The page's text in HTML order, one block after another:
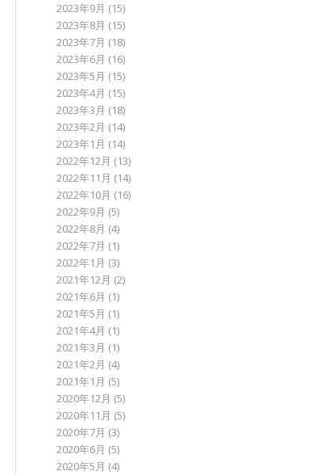
2023年9月 (15)
2023年8月 (15)
2023年7月 (18)
2023年6月 (16)
2023年5月 (15)
2023年4月 (15)
2023年3月 (18)
2023年2月 (14)
2023年1月 (14)
2022年12月 (13)
2022年11月 (14)
2022年10月 (16)
2022年9月 (5)
2022年8月 (4)
2022年7月 (1)
2022年1月 (3)
2021年12月 (2)
2021年6月 (1)
2021年5月 (1)
2021年4月 (1)
2021年3月 (1)
2021年2月 (4)
2021年1月 (5)
2020年12月 (5)
2020年11月 (5)
2020年7月 (3)
2020年6月 (5)
2020年5月 (4)